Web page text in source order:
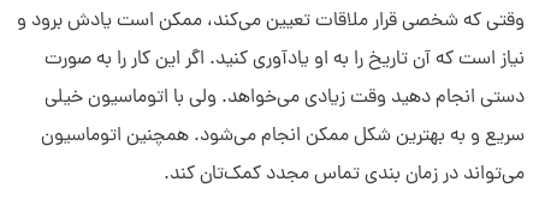
وقتی که شخصی قرار ملاقات تعیین می‌کند، ممکن است یادش برود و
نیاز است که آن تاریخ را به او یادآوری کنید. اگر این کار را به صورت
دستی انجام دهید وقت زیادی می‌خواهد. ولی با اتوماسیون خیلی
سریع و به بهترین شکل ممکن انجام می‌شود. همچنین اتوماسیون
می‌تواند در زمان بندی تماس مجدد کمک‌تان کند.